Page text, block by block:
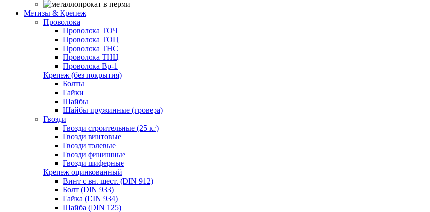
Метизы & Крепеж
Проволока
Проволока ТОЧ
Проволока ТОЦ
Проволока ТНС
Проволока ТНЦ
Проволока Вр-1
Крепеж (без покрытия)
Болты
Гайки
Шайбы
Шайбы пружинные (гровера)
Гвозди
Гвозди строительные (25 кг)
Гвозди винтовые
Гвозди толевые
Гвозди финишные
Гвозди шиферные
Крепеж оцинкованный
Винт с вн. шест. (DIN 912)
Болт (DIN 933)
Гайка (DIN 934)
Шайба (DIN 125)